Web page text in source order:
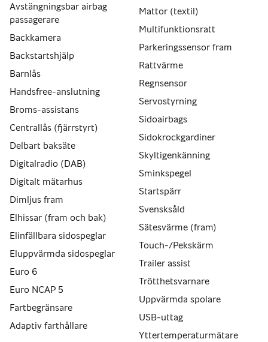
Avstängningsbar airbag
passagerare
Backkamera
Backstartshjälp
Barnlås
Handsfree-anslutning
Broms-assistans
Centrallås (fjärrstyrt)
Delbart baksäte
Digitalradio (DAB)
Digitalt mätarhus
Dimljus fram
Elhissar (fram och bak)
Elinfällbara sidospeglar
Eluppvärmda sidospeglar
Euro 6
Euro NCAP 5
Fartbegränsare
Adaptiv farthållare
Mattor (textil)
Multifunktionsratt
Parkeringssensor fram
Rattvärme
Regnsensor
Servostyrning
Sidoairbags
Sidokrockgardiner
Skyltigenkänning
Sminkspegel
Startspärr
Svensksåld
Sätesvärme (fram)
Touch-/Pekskärm
Trailer assist
Trötthetsvarnare
Uppvärmda spolare
USB-uttag
Yttertemperaturmätare